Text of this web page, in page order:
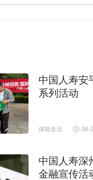
中国人寿安
系列活动
保险生活 06-
中国人寿深
金融宣传活